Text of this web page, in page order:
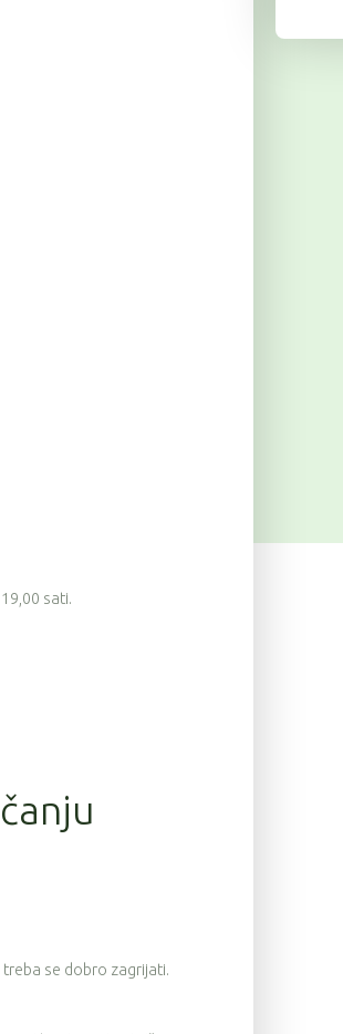
sati.
se dobro zagrijati.